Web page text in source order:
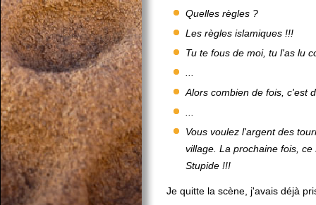
Quelles règles ?
Les règles islamiques !!!
Tu te fous de moi, tu l'as lu
Alors combien de fois, c'est
Vous voulez l'argent des
village. La prochaine fois,
Stupide !!!
Je quitte la scène, j'avais déjà